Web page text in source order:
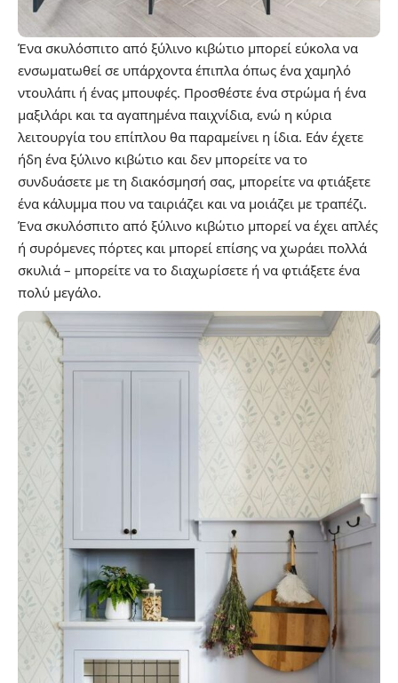
Ένα σκυλόσπιτο από ξύλινο κιβώτιο μπορεί εύκολα να
ενσωματωθεί σε υπάρχοντα έπιπλα όπως ένα χαμηλό
ντουλάπι ή ένας μπουφές. Προσθέστε ένα στρώμα ή ένα
μαξιλάρι και τα αγαπημένα παιχνίδια, ενώ η κύρια
λειτουργία του επίπλου θα παραμείνει η ίδια. Εάν έχετε
ήδη ένα ξύλινο κιβώτιο και δεν μπορείτε να το
συνδυάσετε με τη διακόσμησή σας, μπορείτε να φτιάξετε
ένα κάλυμμα που να ταιριάζει και να μοιάζει με τραπέζι.
Ένα σκυλόσπιτο από ξύλινο κιβώτιο μπορεί να έχει απλές
ή συρόμενες πόρτες και μπορεί επίσης να χωράει πολλά
σκυλιά – μπορείτε να το διαχωρίσετε ή να φτιάξετε ένα
πολύ μεγάλο.